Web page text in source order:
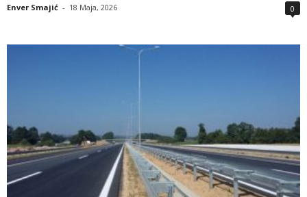
Enver Smajić - 18 Maja, 2026 0